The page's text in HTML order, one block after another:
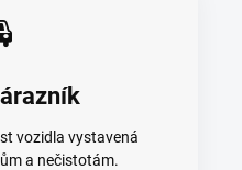
vozidla vystavená
a nečistotám.